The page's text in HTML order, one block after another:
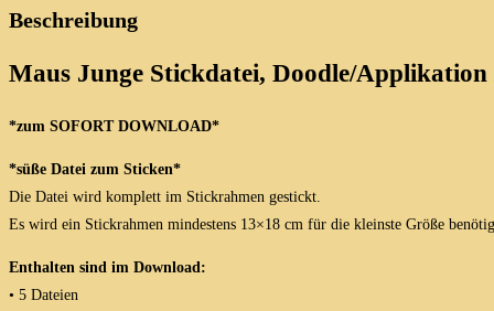
Größen
Beschreibung
Maus Junge Stickdatei, Doodle/
*zum SOFORT DOWNLOAD*
*süße Datei zum Sticken*
Die Datei wird komplett im Stickrahmen gestickt.
Es wird ein Stickrahmen mindestens 13×18 cm für die kleinste Größe
Enthalten sind im Download:
• 5 Dateien